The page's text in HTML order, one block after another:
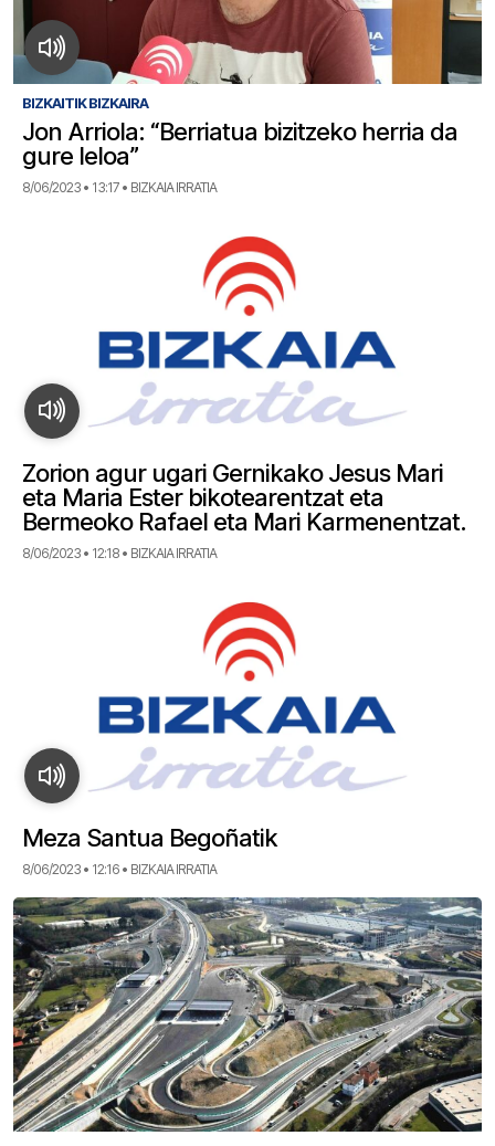
BIZKAITIK BIZKAIRA
Jon Arriola: “Berriatua bizitzeko herria da
gure leloa”
8/06/2023 • 13:17 • BIZKAIA IRRATIA
Zorion agur ugari Gernikako Jesus Mari
eta Maria Ester bikotearentzat eta
Bermeoko Rafael eta Mari Karmenentzat.
8/06/2023 • 12:18 • BIZKAIA IRRATIA
Meza Santua Begoñatik
8/06/2023 • 12:16 • BIZKAIA IRRATIA